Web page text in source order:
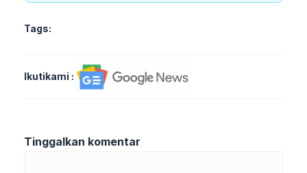
Tags:
Ikutikami :
Tinggalkan komentar